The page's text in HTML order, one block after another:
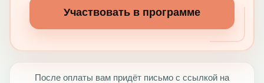
Участвовать в программе
После оплаты вам придёт письмо с ссылкой на